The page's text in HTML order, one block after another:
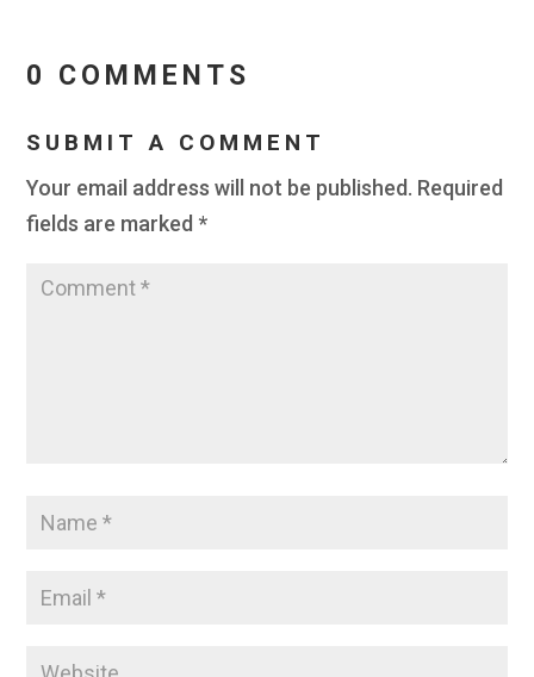
0 COMMENTS
SUBMIT A COMMENT
Your email address will not be published. Required
fields are marked *